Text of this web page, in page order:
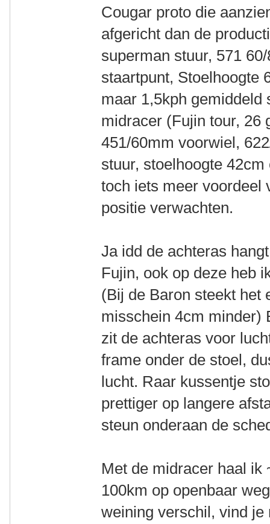
Cougar proto die
afgericht dan de
superman stuur, 571
staartpunt, Stoelhoogte
maar 1,5kph
midracer (Fujin tour, 26
451/60mm voorwiel,
stuur, stoelhoogte
toch iets meer voordeel
positie verwachten.
Ja idd de achteras
Fujin, ook op deze heb
(Bij de Baron steekt het
misschein 4cm minder)
zit de achteras voor
frame onder de stoel,
lucht. Raar kussentje
prettiger op langere
steun onderaan de
Met de midracer haal ik
100km op openbaar
weining verschil, vind je